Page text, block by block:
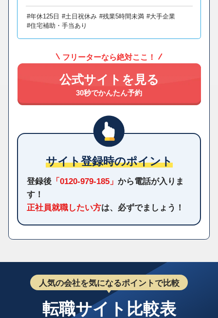
#年休125日 #土日祝休み #残業5時間未満 #大手企業
#住宅補助・手当あり
フリーターなら絶対ここ！
公式サイトを見る
30秒でかんたん予約
サイト登録時のポイント
登録後「0120-979-185」 から電話が入りま
す！
正社員就職したい方は、必ずでましょう！
人気の会社を気になるポイントで比較
転職サイト比較表